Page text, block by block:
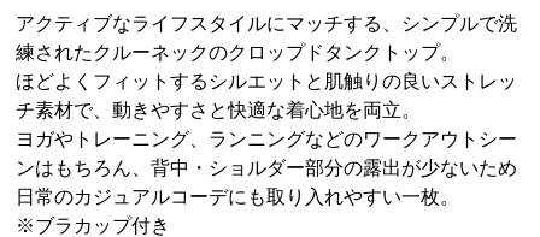
アクティブなライフスタイルにマッチする、シンプルで洗
練されたクルーネックのクロップドタンクトップ。
ほどよくフィットするシルエットと肌触りの良いストレッ
チ素材で、動きやすさと快適な着心地を両立。
ヨガやトレーニング、ランニングなどのワークアウトシー
ンはもちろん、背中・ショルダー部分の露出が少ないため
日常のカジュアルコーデにも取り入れやすい一枚。
※ブラカップ付き